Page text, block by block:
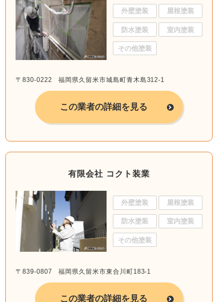
外壁塗装 屋根塗装
防水塗装 室内塗装
その他塗装
〒830-0222 福岡県久留米市城島町青木島312-1
この業者の詳細を見る
有限会社 コクト装業
外壁塗装 屋根塗装
防水塗装 室内塗装
その他塗装
〒839-0807 福岡県久留米市東合川町183-1
この業者の詳細を見る